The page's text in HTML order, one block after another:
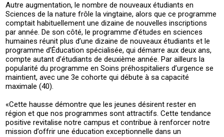
Autre augmentation, le nombre de nouveaux étudiants en
Sciences de la nature frôle la vingtaine, alors que ce programme
comptait habituellement une dizaine de nouvelles inscriptions
par année. De son côté, le programme d’études en sciences
humaines réunit plus d’une dizaine de nouveaux étudiants et le
programme d’Éducation spécialisée, qui démarre aux deux ans,
compte autant d’étudiants de deuxième année. Par ailleurs la
popularité du programme en Soins préhospitaliers d’urgence se
maintient, avec une 3e cohorte qui débute à sa capacité
maximale (40).
«Cette hausse démontre que les jeunes désirent rester en
région et que nos programmes sont attractifs. Cette tendance
positive revitalise notre campus et contribue à renforcer notre
mission d’offrir une éducation exceptionnelle dans un